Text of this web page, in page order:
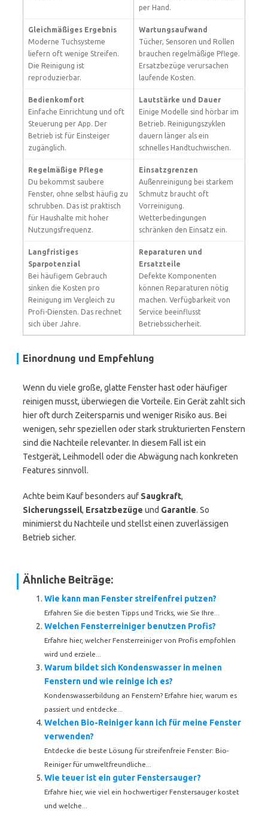
per Hand.
Gleichmäßiges Ergebnis
Moderne Tuchsysteme
liefern oft wenige Streifen.
Die Reinigung ist
reproduzierbar.
Wartungsaufwand
Tücher, Sensoren und Rollen
brauchen regelmäßige Pflege.
Ersatzbezüge verursachen
laufende Kosten.
Bedienkomfort
Einfache Einrichtung und oft
Steuerung per App. Der
Betrieb ist für Einsteiger
zugänglich.
Lautstärke und Dauer
Einige Modelle sind hörbar im
Betrieb. Reinigungszyklen
dauern länger als ein
schnelles Handtuchwischen.
Regelmäßige Pflege
Du bekommst saubere
Fenster, ohne selbst häufig zu
schrubben. Das ist praktisch
für Haushalte mit hoher
Nutzungsfrequenz.
Einsatzgrenzen
Außenreinigung bei starkem
Schmutz braucht oft
Vorreinigung.
Wetterbedingungen
schränken den Einsatz ein.
Langfristiges
Sparpotenzial
Bei häufigem Gebrauch
sinken die Kosten pro
Reinigung im Vergleich zu
Profi-Diensten. Das rechnet
sich über Jahre.
Reparaturen und
Ersatzteile
Defekte Komponenten
können Reparaturen nötig
machen. Verfügbarkeit von
Service beeinflusst
Betriebssicherheit.
Einordnung und Empfehlung
Wenn du viele große, glatte Fenster hast oder häufiger
reinigen musst, überwiegen die Vorteile. Ein Gerät zahlt sich
hier oft durch Zeitersparnis und weniger Risiko aus. Bei
wenigen, sehr speziellen oder stark strukturierten Fenstern
sind die Nachteile relevanter. In diesem Fall ist ein
Testgerät, Leihmodell oder die Abwägung nach konkreten
Features sinnvoll.
Achte beim Kauf besonders auf Saugkraft,
Sicherungsseil, Ersatzbezüge und Garantie. So
minimierst du Nachteile und stellst einen zuverlässigen
Betrieb sicher.
Ähnliche Beiträge:
Wie kann man Fenster streifenfrei putzen?
Erfahren Sie die besten Tipps und Tricks, wie Sie Ihre...
Welchen Fensterreiniger benutzen Profis?
Erfahre hier, welcher Fensterreiniger von Profis empfohlen
wird und erziele...
Warum bildet sich Kondenswasser in meinen
Fenstern und wie reinige ich es?
Kondenswasserbildung an Fenstern? Erfahre hier, warum es
passiert und entdecke...
Welchen Bio-Reiniger kann ich für meine Fenster
verwenden?
Entdecke die beste Lösung für streifenfreie Fenster: Bio-
Reiniger für umweltfreundliche...
Wie teuer ist ein guter Fenstersauger?
Erfahre hier, wie viel ein hochwertiger Fenstersauger kostet
und welche...